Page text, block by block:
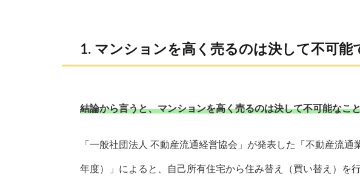
マンションを高く売るのは決して不可能
結論から言うと、マンションを高く売るのは決して不可能なこ
「一般社団法人 不動産流通経営協会」が発表した「不動産流
年度）」によると、自己所有住宅から住み替え（買い替え）を